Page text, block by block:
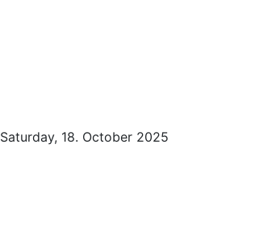
Saturday, 18. October 2025